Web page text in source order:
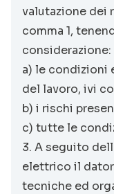
valutazione dei
comma 1,
considerazione:
a) le condizioni
del lavoro, ivi
b) i rischi
c) tutte le
3. A seguito
elettrico il
tecniche ed